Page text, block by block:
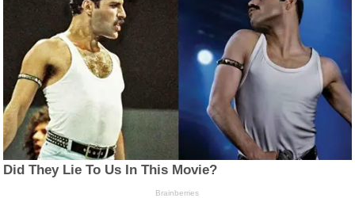
Did They Lie To Us In This Movie?
Brainberries